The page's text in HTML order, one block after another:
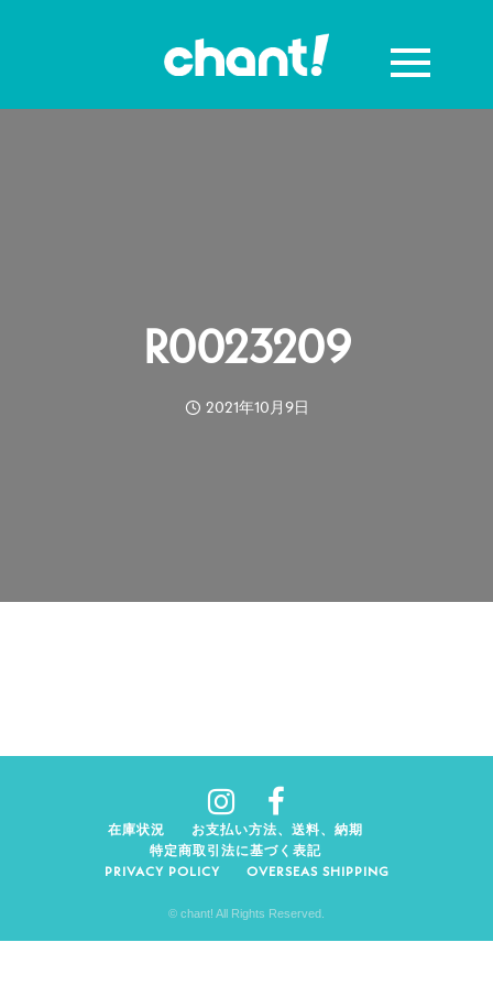
R0023209
2021年10月9日
在庫状況
お支払い方法、送料、納期
特定商取引法に基づく表記
PRIVACY POLICY
OVERSEAS SHIPPING
© chant! All Rights Reserved.